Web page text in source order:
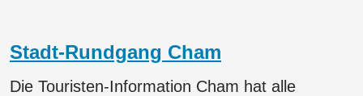
Stadt-Rundgang Cham
Die Touristen-Information Cham hat alle